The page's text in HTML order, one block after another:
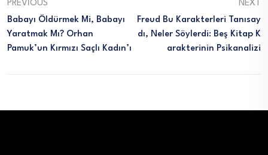
PREVIOUS
Babayı Öldürmek Mi, Babayı
Yaratmak Mı? Orhan
Pamuk’un Kırmızı Saçlı Kadın’ı
NEXT
Freud Bu Karakterleri Tanısay
Dı, Neler Söylerdi: Beş Kitap K
Arakterinin Psikanalizi